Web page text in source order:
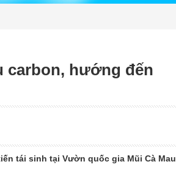
carbon, hướng đến
tái sinh tại Vườn quốc gia Mũi Cà Mau